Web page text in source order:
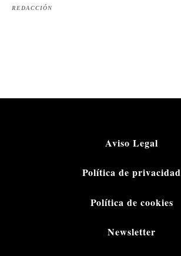
REDACCIÓN
Aviso Legal
Política de privacidad
Política de cookies
Newsletter